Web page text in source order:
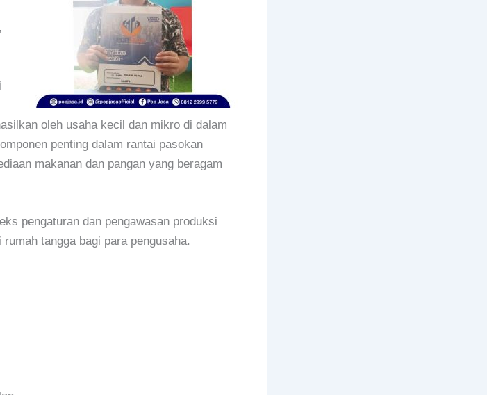
oleh usaha kecil dan mikro di dalam
penting dalam rantai pasokan
makanan dan pangan yang beragam
pengaturan dan pengawasan produksi
tangga bagi para pengusaha.